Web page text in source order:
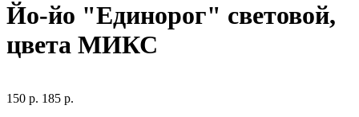
Йо-йо "Единорог" световой,
цвета МИКС
150 р. 185 р.